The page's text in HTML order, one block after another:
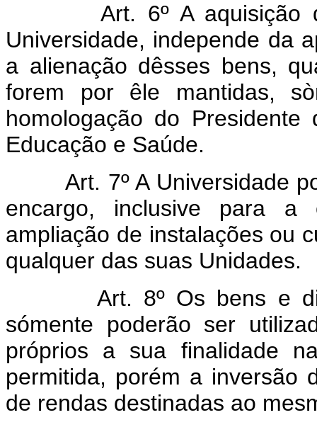
Art. 6º A aquisição
Universidade, independe da
a alienação dêsses bens,
forem por êle mantidas,
homologação do
Educação e Saúde.
Art. 7º A Universidade
encargo, inclusive para a
ampliação de instalações ou
qualquer das suas Unidades.
Art. 8º Os bens e
sómente poderão ser
próprios a sua finalidade
permitida, porém a inversão
de rendas destinadas ao